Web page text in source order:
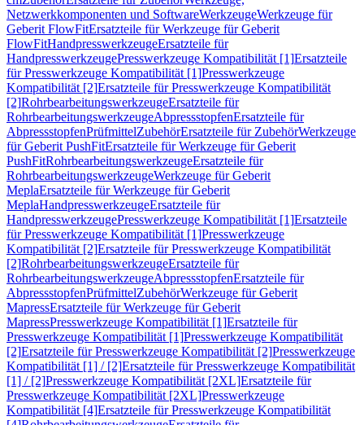
Netzwerkkomponenten und SoftwareWerkzeugeWerkzeuge für
Geberit FlowFitErsatzteile für Werkzeuge für Geberit
FlowFitHandpresswerkzeugeErsatzteile für
HandpresswerkzeugePresswerkzeuge Kompatibilität [1]Ersatzteile
für Presswerkzeuge Kompatibilität [1]Presswerkzeuge
Kompatibilität [2]Ersatzteile für Presswerkzeuge Kompatibilität
[2]RohrbearbeitungswerkzeugeErsatzteile für
RohrbearbeitungswerkzeugeAbpressstopfenErsatzteile für
AbpressstopfenPrüfmittelZubehörErsatzteile für ZubehörWerkzeuge
für Geberit PushFitErsatzteile für Werkzeuge für Geberit
PushFitRohrbearbeitungswerkzeugeErsatzteile für
RohrbearbeitungswerkzeugeWerkzeuge für Geberit
MeplaErsatzteile für Werkzeuge für Geberit
MeplaHandpresswerkzeugeErsatzteile für
HandpresswerkzeugePresswerkzeuge Kompatibilität [1]Ersatzteile
für Presswerkzeuge Kompatibilität [1]Presswerkzeuge
Kompatibilität [2]Ersatzteile für Presswerkzeuge Kompatibilität
[2]RohrbearbeitungswerkzeugeErsatzteile für
RohrbearbeitungswerkzeugeAbpressstopfenErsatzteile für
AbpressstopfenPrüfmittelZubehörWerkzeuge für Geberit
MapressErsatzteile für Werkzeuge für Geberit
MapressPresswerkzeuge Kompatibilität [1]Ersatzteile für
Presswerkzeuge Kompatibilität [1]Presswerkzeuge Kompatibilität
[2]Ersatzteile für Presswerkzeuge Kompatibilität [2]Presswerkzeuge
Kompatibilität [1] / [2]Ersatzteile für Presswerkzeuge Kompatibilität
[1] / [2]Presswerkzeuge Kompatibilität [2XL]Ersatzteile für
Presswerkzeuge Kompatibilität [2XL]Presswerkzeuge
Kompatibilität [4]Ersatzteile für Presswerkzeuge Kompatibilität